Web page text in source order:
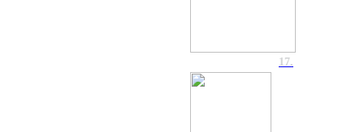
17.